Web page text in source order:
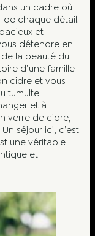
un cadre où
de chaque détail.
et
détendre en
la beauté du
d’une famille
cidre et vous
tumulte
et à
verre de cidre,
séjour ici, c’est
une véritable
et